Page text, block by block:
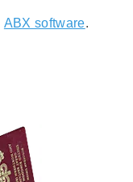
ABX software.